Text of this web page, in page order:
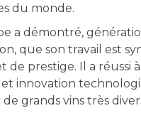
du monde.
a démontré,
que son travail est
de prestige. Il a réussi
et innovation
grands vins très